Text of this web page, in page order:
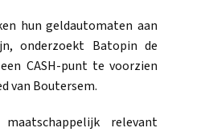
hun geldautomaten aan
onderzoekt Batopin de
CASH-punt te voorzien
van Boutersem.
relevant